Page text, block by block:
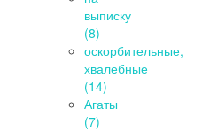
выписку
(8)
оскорбительные,
хвалебные
(14)
Агаты
(7)